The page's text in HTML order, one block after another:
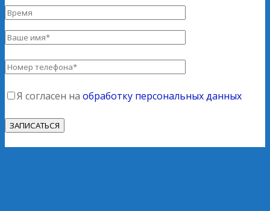
Я согласен на обработку персональных данных